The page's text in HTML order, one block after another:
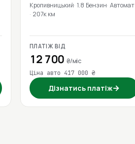
Кропивницький 1.8 Бензин Автомат
207к км
ПЛАТІЖ ВІД
12 700 ₴/міс
Ціна авто 417 000 ₴
Дізнатись платіж→